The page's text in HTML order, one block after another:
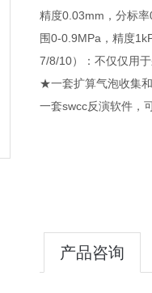
精度0.03mm，分标
围0-0.9MPa，精度
7/8/10）：不仅仅用
★一套扩算气泡收集和
一套swcc反演软件，
产品咨询